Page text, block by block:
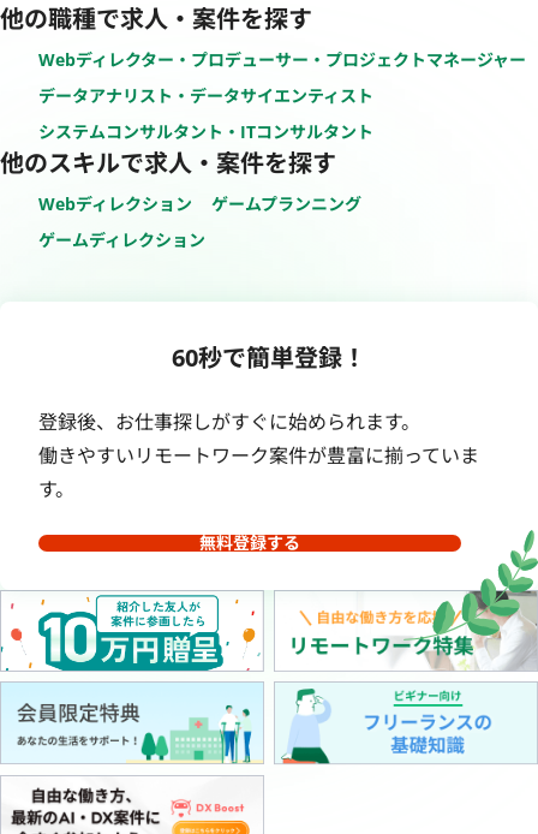
他の職種で求人・案件を探す
Webディレクター・プロデューサー・プロジェクトマネージャー
データアナリスト・データサイエンティスト
システムコンサルタント・ITコンサルタント
他のスキルで求人・案件を探す
Webディレクション
ゲームプランニング
ゲームディレクション
60秒で簡単登録！
登録後、お仕事探しがすぐに始められます。
働きやすいリモートワーク案件が豊富に揃っていま
す。
無料登録する